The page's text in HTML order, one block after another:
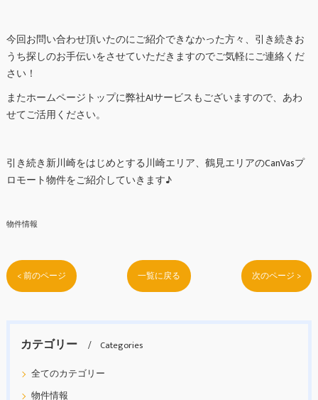
今回お問い合わせ頂いたのにご紹介できなかった方々、引き続きお
うち探しのお手伝いをさせていただきますのでご気軽にご連絡くだ
さい！
またホームページトップに弊社AIサービスもございますので、あわ
せてご活用ください。
引き続き新川崎をはじめとする川崎エリア、鶴見エリアのCanVasプ
ロモート物件をご紹介していきます♪
物件情報
< 前のページ 一覧に戻る 次のページ >
カテゴリー
Categories
全てのカテゴリー
物件情報